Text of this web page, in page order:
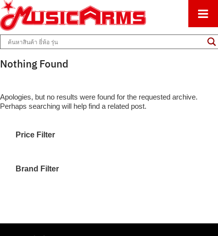
Music Arms
ศูนย์รวมครื่องดนตรีทุกชนิด ตั้งแต่เริ่มต้นถึงมืออาชีพ
Nothing Found
Apologies, but no results were found for the requested archive.
Perhaps searching will help find a related post.
Price Filter
Brand Filter